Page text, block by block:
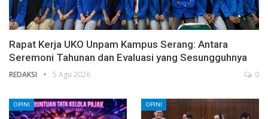
Rapat Kerja UKO Unpam Kampus Serang: Antara
Seremoni Tahunan dan Evaluasi yang Sesungguhnya
REDAKSI 5 Agu 2026 0
OPINI OPINI